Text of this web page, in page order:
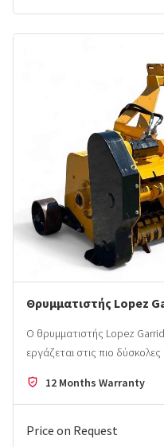
Θρυμματιστής Lopez
Ο θρυμματιστής Lopez
εργάζεται στις πιο
12 Months Warranty
Price on Request